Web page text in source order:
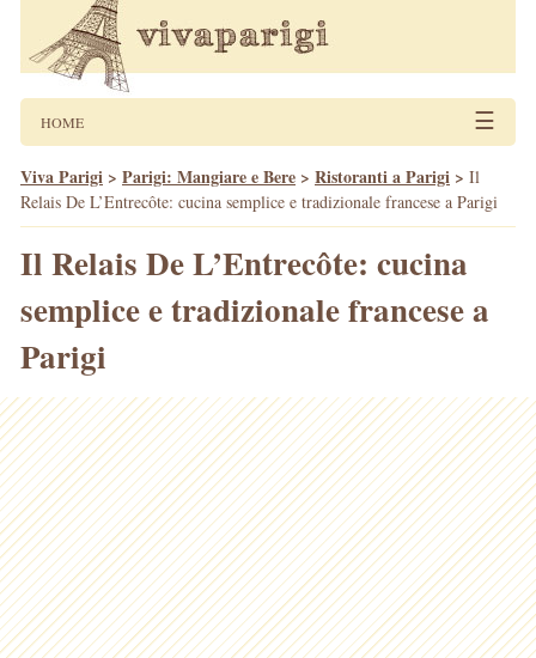
HOME ☰
Viva Parigi > Parigi: Mangiare e Bere > Ristoranti a Parigi > Il
Relais De L’Entrecôte: cucina semplice e tradizionale francese a Parigi
Il Relais De L’Entrecôte: cucina
semplice e tradizionale francese a
Parigi